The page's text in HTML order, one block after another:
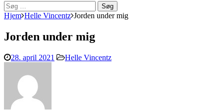
Søg
efter:
Hjem Helle Vincentz Jorden under mig
Jorden under mig
28. april 2021 Helle Vincentz